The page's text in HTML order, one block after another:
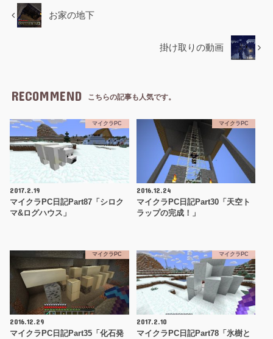
お家の地下
掛け取りの動画
RECOMMEND こちらの記事も人気です。
マイクラPC
2017.2.19
マイクラPC日記Part87「シロク
マ&ログハウス」
マイクラPC
2016.12.24
マイクラPC日記Part30「天空ト
ラップの完成！」
マイクラPC
2016.12.29
マイクラPC日記Part35「化石発
マイクラPC
2017.2.10
マイクラPC日記Part78「氷樹と